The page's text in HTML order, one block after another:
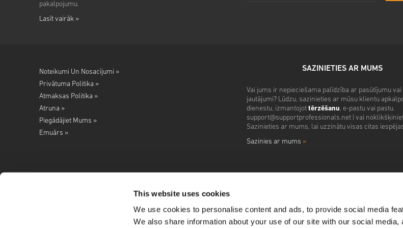
This website uses cookies
We use cookies to personalise content and ads, to provide social media
We also share information about your use of our site with our social media,
pakalpojumu.
Lasīt vairāk »
Noteikumi Un Nosacījumi »
Privātuma Politika »
Atmaksas Politika »
Atruna »
Piegādājiet Mums »
Emuārs »
SAZINIETIES AR MUMS
Vai jums ir nepieciešama palīdzība ar pasūtījumu
jautājumi? Lūdzu, sazinieties ar mūsu klientu
dienestu, izmantojot tērzēšanu, e-pastu vai pastu.
support@supportprofessionals.net| vai
Sazinieties ar mums, lai uzzinātu visas citas
Sazinies ar mums »